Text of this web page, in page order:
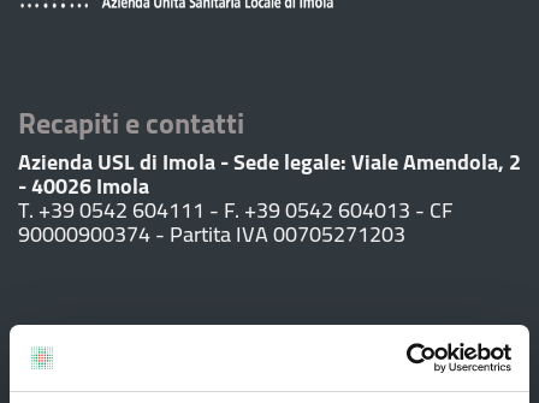
Recapiti e contatti
Azienda USL di Imola - Sede legale: Viale Amendola, 2
- 40026 Imola
T. +39 0542 604111 - F. +39 0542 604013 - CF
90000900374 - Partita IVA 00705271203
Servizi al cittadino